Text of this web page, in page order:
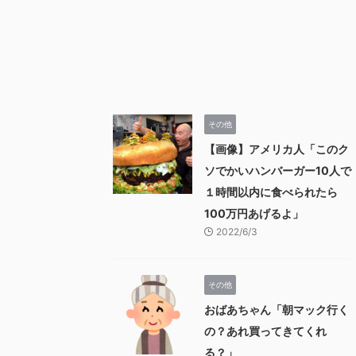
その他
【画像】アメリカ人「このク
ソでかいハンバーガー10人で
１時間以内に食べられたら
100万円あげるよ」
2022/6/3
その他
おばあちゃん「朝マック行く
の？あれ買ってきてくれ
る？」